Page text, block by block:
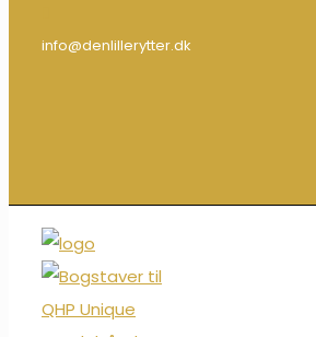
info@denlillerytter.dk